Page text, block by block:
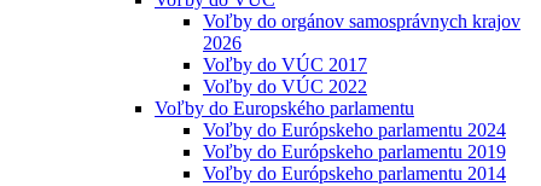
Voľby do orgánov samosprávnych krajov
2026
Voľby do VÚC 2017
Voľby do VÚC 2022
Voľby do Europského parlamentu
Voľby do Európskeho parlamentu 2024
Voľby do Európskeho parlamentu 2019
Voľby do Európskeho parlamentu 2014